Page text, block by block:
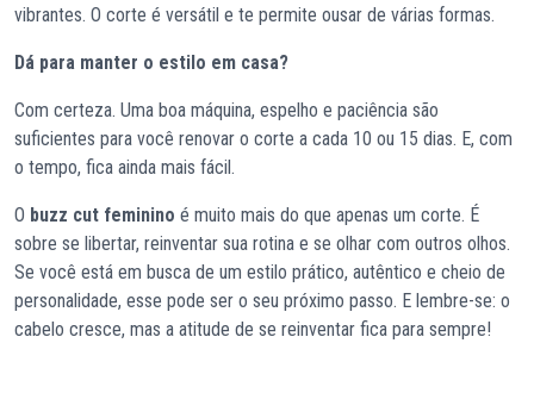
vibrantes. O corte é versátil e te permite ousar de várias formas.
Dá para manter o estilo em casa?
Com certeza. Uma boa máquina, espelho e paciência são
suficientes para você renovar o corte a cada 10 ou 15 dias. E, com
o tempo, fica ainda mais fácil.
O buzz cut feminino é muito mais do que apenas um corte. É
sobre se libertar, reinventar sua rotina e se olhar com outros olhos.
Se você está em busca de um estilo prático, autêntico e cheio de
personalidade, esse pode ser o seu próximo passo. E lembre-se: o
cabelo cresce, mas a atitude de se reinventar fica para sempre!